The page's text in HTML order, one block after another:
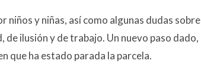
niños y niñas, así como algunas dudas sobre
ilusión y de trabajo. Un nuevo paso dado,
que ha estado parada la parcela.